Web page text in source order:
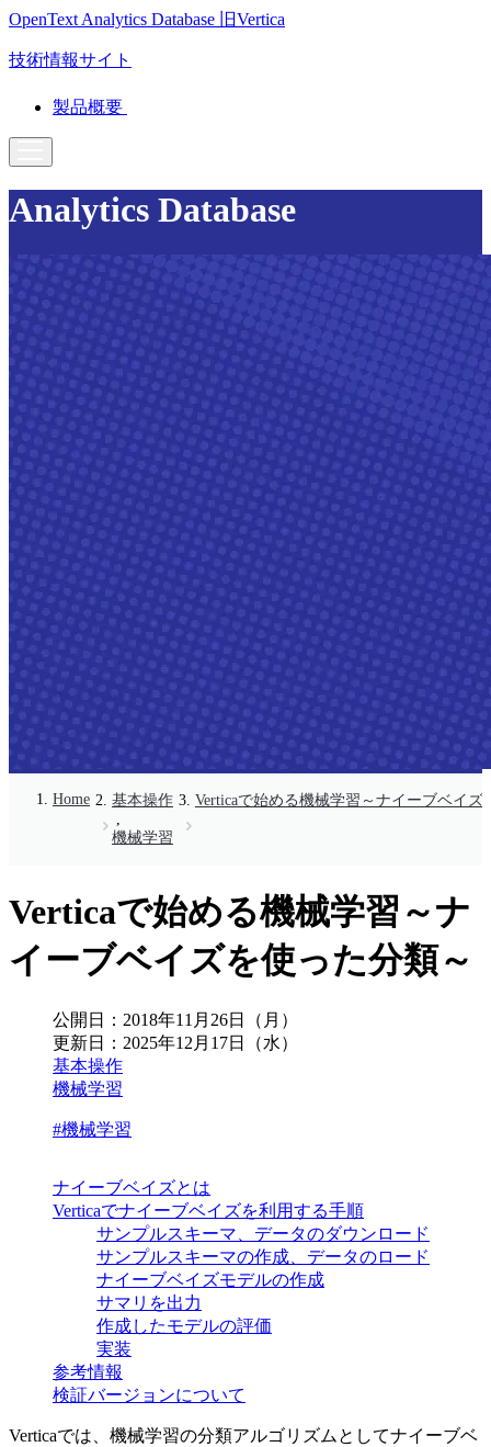
OpenText Analytics Database 旧Vertica
技術情報サイト
製品概要
Analytics Database
Home
基本操作
機械学習
Verticaで始める機械学習～ナイーブベイズ
Verticaで始める機械学習～ナ
イーブベイズを使った分類～
公開日： 2018年11月26日（月）
更新日： 2025年12月17日（水）
基本操作
機械学習
#機械学習
ナイーブベイズとは
Verticaでナイーブベイズを利用する手順
サンプルスキーマ、データのダウンロード
サンプルスキーマの作成、データのロード
ナイーブベイズモデルの作成
サマリを出力
作成したモデルの評価
実装
参考情報
検証バージョンについて
Verticaでは、機械学習の分類アルゴリズムとしてナイーブベ